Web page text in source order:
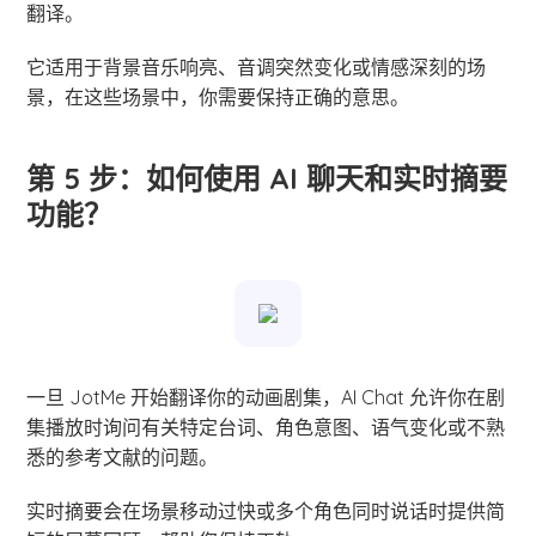
翻译。
它适用于背景音乐响亮、音调突然变化或情感深刻的场
景，在这些场景中，你需要保持正确的意思。
第 5 步：如何使用 AI 聊天和实时摘要
功能？
一旦 JotMe 开始翻译你的动画剧集，AI Chat 允许你在剧
集播放时询问有关特定台词、角色意图、语气变化或不熟
悉的参考文献的问题。
实时摘要会在场景移动过快或多个角色同时说话时提供简